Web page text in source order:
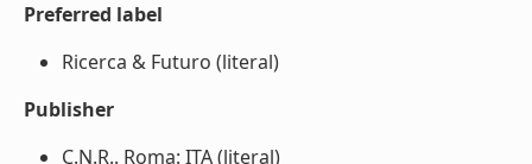
Preferred label
Ricerca & Futuro (literal)
Publisher
C.N.R.. Roma: ITA (literal)